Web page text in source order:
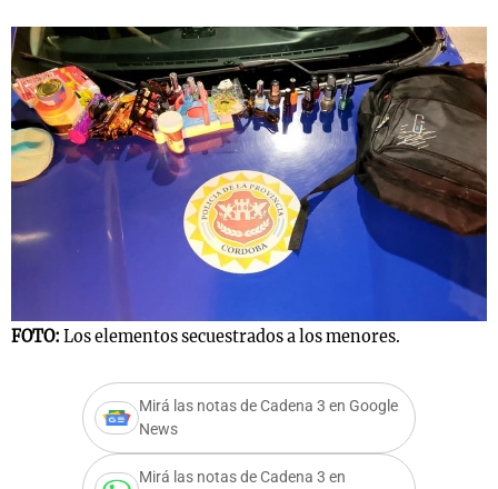
FOTO: Los elementos secuestrados a los menores.
Mirá las notas de Cadena 3 en Google
News
Mirá las notas de Cadena 3 en
Notas
Mundial 2026
Notas
La Sole en
Cadena 3